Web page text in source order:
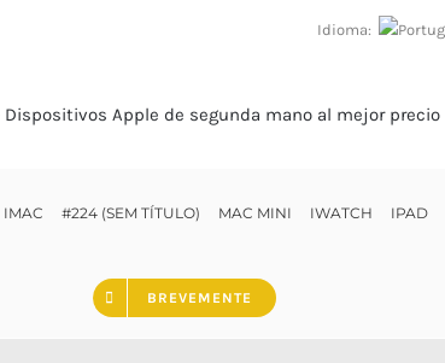
Idioma:
IMAC #224 (SEM TÍTULO) MAC MINI IWATCH IPAD
BREVEMENTE